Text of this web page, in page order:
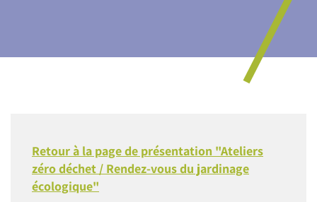
Retour à la page de présentation "Ateliers
zéro déchet / Rendez-vous du jardinage
écologique"